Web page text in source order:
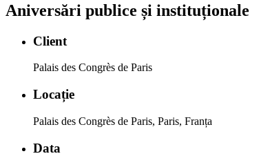
Aniversări publice și instituționale
Client
Palais des Congrès de Paris
Locație
Palais des Congrès de Paris, Paris, Franța
Data